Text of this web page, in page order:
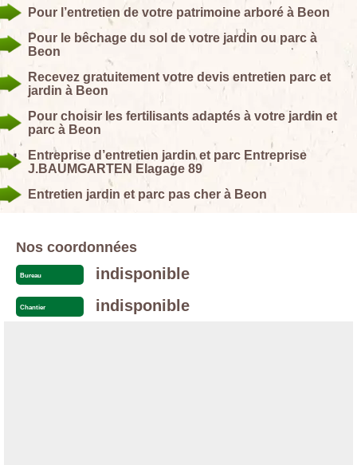
Pour l’entretien de votre patrimoine arboré à Beon
Pour le bêchage du sol de votre jardin ou parc à
Beon
Recevez gratuitement votre devis entretien parc et
jardin à Beon
Pour choisir les fertilisants adaptés à votre jardin et
parc à Beon
Entreprise d’entretien jardin et parc Entreprise
J.BAUMGARTEN Elagage 89
Entretien jardin et parc pas cher à Beon
Nos coordonnées
Bureau indisponible
Chantier indisponible